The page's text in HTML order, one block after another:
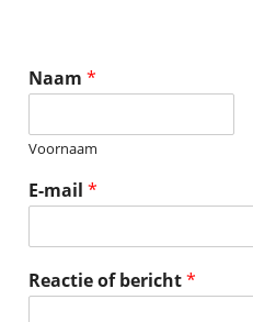
Naam *
Voornaam
E-mail *
Reactie of bericht*